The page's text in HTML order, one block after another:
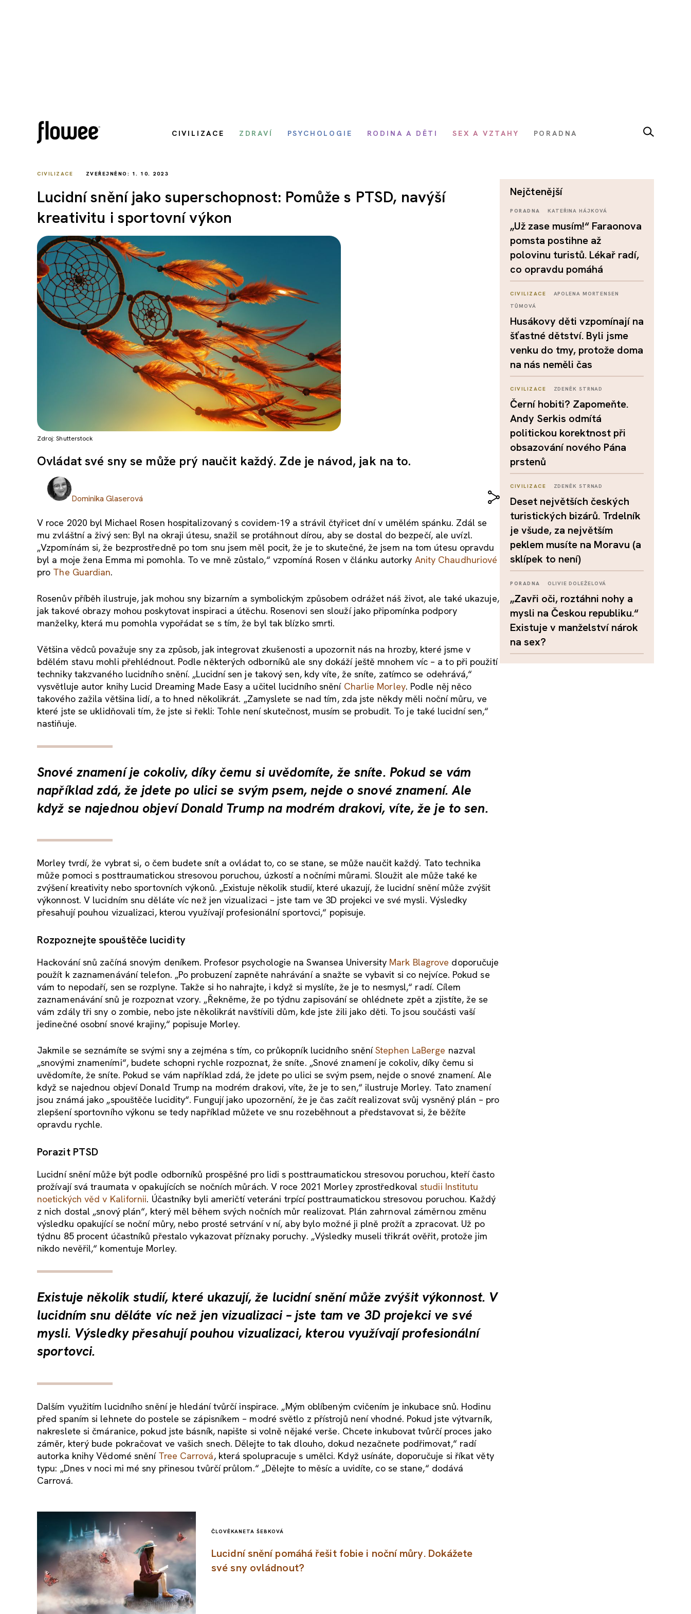
CIVILIZACE ZDRAVÍ PSYCHOLOGIE RODINA A DĚTI SEX A VZTAHY PORADNA
CIVILIZACE ZVEŘEJNĚNO: 1. 10. 2023
Lucidní snění jako superschopnost: Pomůže s PTSD, navýší
kreativitu i sportovní výkon
Zdroj: Shutterstock
Ovládat své sny se může prý naučit každý. Zde je návod, jak na to.
Dominika Glaserová
V roce 2020 byl Michael Rosen hospitalizovaný s covidem-19 a strávil čtyřicet dní v umělém spánku. Zdál se
mu zvláštní a živý sen: Byl na okraji útesu, snažil se protáhnout dírou, aby se dostal do bezpečí, ale uvízl.
„Vzpomínám si, že bezprostředně po tom snu jsem měl pocit, že je to skutečné, že jsem na tom útesu opravdu
byl a moje žena Emma mi pomohla. To ve mně zůstalo,“ vzpomíná Rosen v článku autorky Anity Chaudhuriové
pro The Guardian.
Rosenův příběh ilustruje, jak mohou sny bizarním a symbolickým způsobem odrážet náš život, ale také ukazuje,
jak takové obrazy mohou poskytovat inspiraci a útěchu. Rosenovi sen slouží jako připomínka podpory
manželky, která mu pomohla vypořádat se s tím, že byl tak blízko smrti.
Většina vědců považuje sny za způsob, jak integrovat zkušenosti a upozornit nás na hrozby, které jsme v
bdělém stavu mohli přehlédnout. Podle některých odborníků ale sny dokáží ještě mnohem víc – a to při použití
techniky takzvaného lucidního snění. „Lucidní sen je takový sen, kdy víte, že sníte, zatímco se odehrává,“
vysvětluje autor knihy Lucid Dreaming Made Easy a učitel lucidního snění Charlie Morley. Podle něj něco
takového zažila většina lidí, a to hned několikrát. „Zamyslete se nad tím, zda jste někdy měli noční můru, ve
které jste se uklidňovali tím, že jste si řekli: Tohle není skutečnost, musím se probudit. To je také lucidní sen,“
nastiňuje.
Snové znamení je cokoliv, díky čemu si uvědomíte, že sníte. Pokud se vám
například zdá, že jdete po ulici se svým psem, nejde o snové znamení. Ale
když se najednou objeví Donald Trump na modrém drakovi, víte, že je to sen.
Morley tvrdí, že vybrat si, o čem budete snít a ovládat to, co se stane, se může naučit každý. Tato technika
může pomoci s posttraumatickou stresovou poruchou, úzkostí a nočními můrami. Sloužit ale může také ke
zvýšení kreativity nebo sportovních výkonů. „Existuje několik studií, které ukazují, že lucidní snění může zvýšit
výkonnost. V lucidním snu děláte víc než jen vizualizaci – jste tam ve 3D projekci ve své mysli. Výsledky
přesahují pouhou vizualizaci, kterou využívají profesionální sportovci,“ popisuje.
Rozpoznejte spouštěče lucidity
Hackování snů začíná snovým deníkem. Profesor psychologie na Swansea University Mark Blagrove doporučuje
použít k zaznamenávání telefon. „Po probuzení zapněte nahrávání a snažte se vybavit si co nejvíce. Pokud se
vám to nepodaří, sen se rozplyne. Takže si ho nahrajte, i když si myslíte, že je to nesmysl,“ radí. Cílem
zaznamenávání snů je rozpoznat vzory. „Řekněme, že po týdnu zapisování se ohlédnete zpět a zjistíte, že se
vám zdály tři sny o zombie, nebo jste několikrát navštívili dům, kde jste žili jako děti. To jsou součásti vaší
jedinečné osobní snové krajiny,“ popisuje Morley.
Jakmile se seznámíte se svými sny a zejména s tím, co průkopník lucidního sněníStephen LaBerge nazval
„snovými znameními“, budete schopni rychle rozpoznat, že sníte. „Snové znamení je cokoliv, díky čemu si
uvědomíte, že sníte. Pokud se vám například zdá, že jdete po ulici se svým psem, nejde o snové znamení. Ale
když se najednou objeví Donald Trump na modrém drakovi, víte, že je to sen,“ ilustruje Morley. Tato znamení
jsou známá jako „spouštěče lucidity“. Fungují jako upozornění, že je čas začít realizovat svůj vysněný plán – pro
zlepšení sportovního výkonu se tedy například můžete ve snu rozeběhnout a představovat si, že běžíte
opravdu rychle.
Porazit PTSD
Lucidní snění může být podle odborníků prospěšné pro lidi s posttraumatickou stresovou poruchou, kteří často
prožívají svá traumata v opakujících se nočních můrách. V roce 2021 Morley zprostředkovalstudii Institutu
noetických věd v Kalifornii. Účastníky byli američtí veteráni trpící posttraumatickou stresovou poruchou. Každý
z nich dostal „snový plán“, který měl během svých nočních můr realizovat. Plán zahrnoval záměrnou změnu
výsledku opakující se noční můry, nebo prosté setrvání v ní, aby bylo možné ji plně prožít a zpracovat. Už po
týdnu 85 procent účastníků přestalo vykazovat příznaky poruchy. „Výsledky museli třikrát ověřit, protože jim
nikdo nevěřil,“ komentuje Morley.
Existuje několik studií, které ukazují, že lucidní snění může zvýšit výkonnost. V
lucidním snu děláte víc než jen vizualizaci – jste tam ve 3D projekci ve své
mysli. Výsledky přesahují pouhou vizualizaci, kterou využívají profesionální
sportovci.
Dalším využitím lucidního snění je hledání tvůrčí inspirace. „Mým oblíbeným cvičením je inkubace snů. Hodinu
před spaním si lehnete do postele se zápisníkem – modré světlo z přístrojů není vhodné. Pokud jste výtvarník,
nakreslete si čmáranice, pokud jste básník, napište si volně nějaké verše. Chcete inkubovat tvůrčí proces jako
záměr, který bude pokračovat ve vašich snech. Dělejte to tak dlouho, dokud nezačnete podřimovat,“ radí
autorka knihy Vědomé snění Tree Carrová, která spolupracuje s umělci. Když usínáte, doporučuje si říkat věty
typu: „Dnes v noci mi mé sny přinesou tvůrčí průlom.“ „Dělejte to měsíc a uvidíte, co se stane,“ dodává
Carrová.
ČLOVĚKANETA ŠEBKOVÁ
Lucidní snění pomáhá řešit fobie i noční můry. Dokážete
své sny ovládnout?
nejčtenější
PORADNA KATEŘINA HÁJKOVÁ
„Už zase musím!“ Faraonova
pomsta postihne až
polovinu turistů. Lékař radí,
co opravdu pomáhá
CIVILIZACE
APOLENA MORTENSEN
TŮMOVÁ
Husákovy děti vzpomínají na
šťastné dětství. Byli jsme
venku do tmy, protože doma
na nás neměli čas
CIVILIZACE ZDENĚK STRNAD
Černí hobiti? Zapomeňte.
Andy Serkis odmítá
politickou korektnost při
obsazování nového Pána
prstenů
CIVILIZACE ZDENĚK STRNAD
Deset největších českých
turistických bizárů. Trdelník
je všude, za největším
peklem musíte na Moravu (a
sklípek to není)
PORADNA OLIVIE DOLEŽELOVÁ
„Zavři oči, roztáhni nohy a
mysli na Českou republiku.“
Existuje v manželství nárok
na sex?